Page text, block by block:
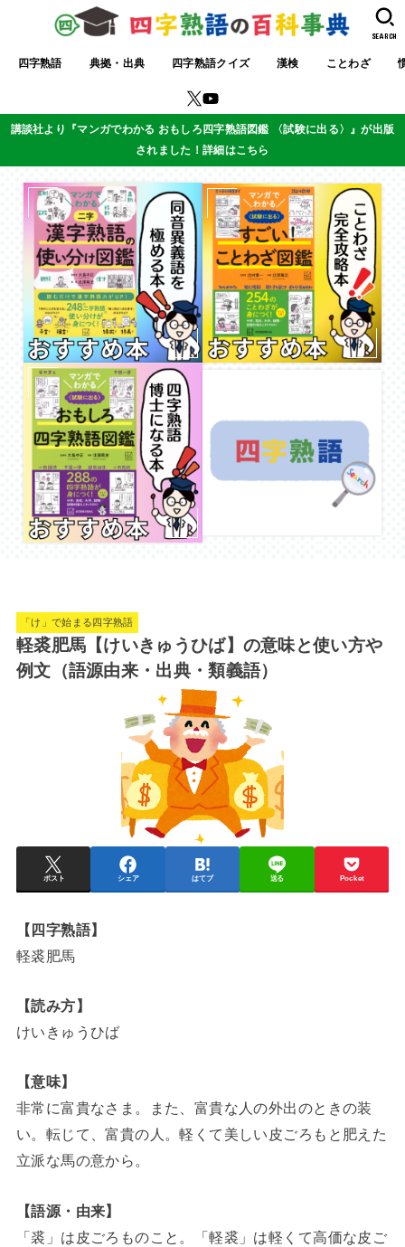
四字熟語 典拠・出典 四字熟語クイズ 漢検 ことわざ
SEARCH
講談社より『マンガでわかる おもしろ四字熟語図鑑 〈試験に出る〉』が出版
されました！詳細はこちら
「け」で始まる四字熟語
軽裘肥馬【けいきゅうひば】の意味と使い方や
例文（語源由来・出典・類義語）
ポスト シェア はてブ 送る Pocket
【四字熟語】
軽裘肥馬
【読み方】
けいきゅうひば
【意味】
非常に富貴なさま。また、富貴な人の外出のときの装
い。転じて、富貴の人。軽くて美しい皮ごろもと肥えた
立派な馬の意から。
【語源・由来】
「裘」は皮ごろものこと。「軽裘」は軽くて高価な皮ご